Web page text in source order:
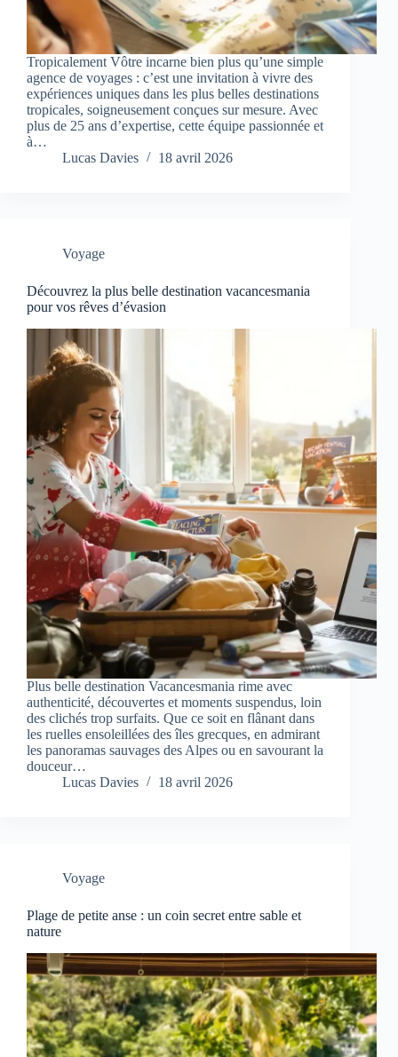
Tropicalement Vôtre incarne bien plus qu’une simple
agence de voyages : c’est une invitation à vivre des
expériences uniques dans les plus belles destinations
tropicales, soigneusement conçues sur mesure. Avec
plus de 25 ans d’expertise, cette équipe passionnée et
à…
Lucas Davies
18 avril 2026
Voyage
Découvrez la plus belle destination vacancesmania
pour vos rêves d’évasion
Plus belle destination Vacancesmania rime avec
authenticité, découvertes et moments suspendus, loin
des clichés trop surfaits. Que ce soit en flânant dans
les ruelles ensoleillées des îles grecques, en admirant
les panoramas sauvages des Alpes ou en savourant la
douceur…
Lucas Davies
18 avril 2026
Voyage
Plage de petite anse : un coin secret entre sable et
nature